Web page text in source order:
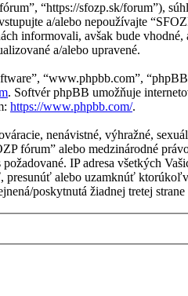
“https://sfozp.sk/forum”),
a/alebo nepoužívajte
informovali, avšak bude
a/alebo upravené.
“www.phpbb.com”,
. Softvér phpBB umožňuje
https://www.phpbb.com/.
nenávistné, výhražné,
fórum” alebo medzinárodné
IP adresa všetkých
alebo uzamknúť
poskytnutá žiadnej tretej